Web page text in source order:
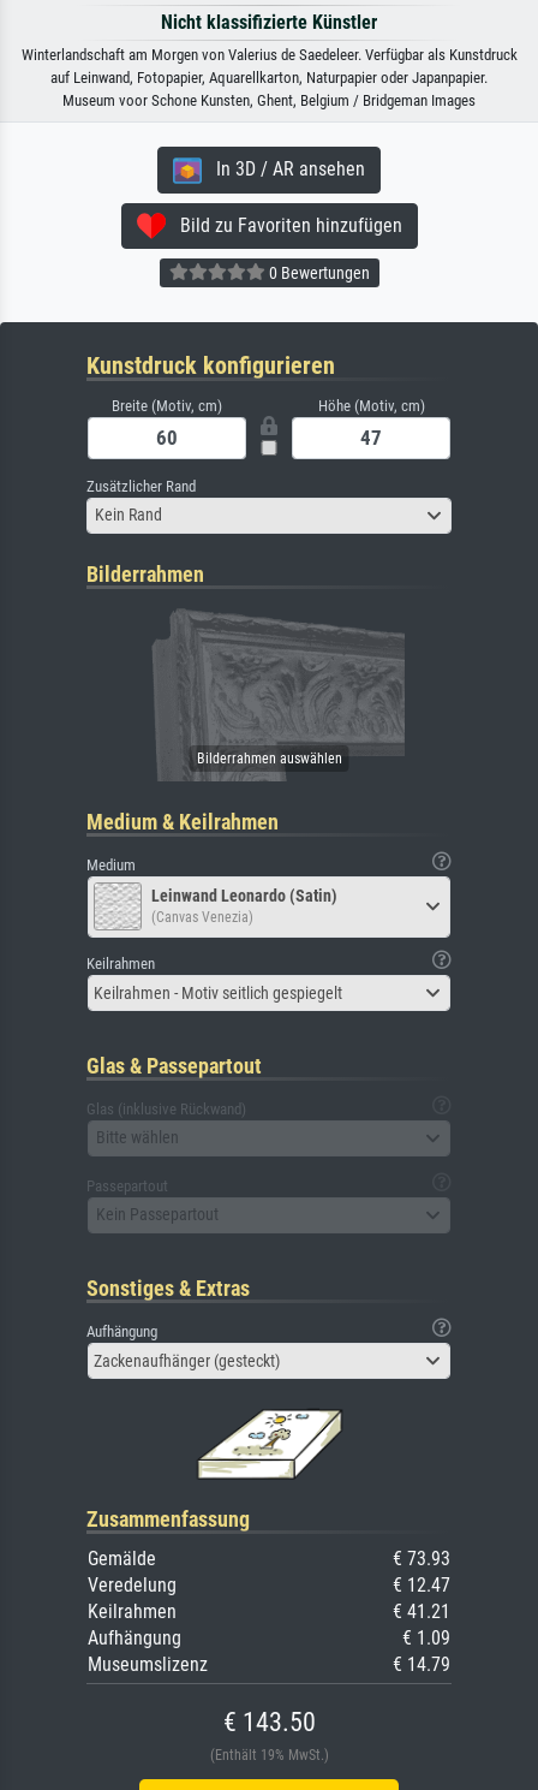
Nicht klassifizierte Künstler
Winterlandschaft am Morgen von Valerius de Saedeleer. Verfügbar als Kunstdruck
auf Leinwand, Fotopapier, Aquarellkarton, Naturpapier oder Japanpapier.
Museum voor Schone Kunsten, Ghent, Belgium / Bridgeman Images
In 3D / AR ansehen
Bild zu Favoriten hinzufügen
0 Bewertungen
Kunstdruck konfigurieren
Breite (Motiv, cm) Höhe (Motiv, cm)
Zusätzlicher Rand
Kein Rand
Bilderrahmen
Medium & Keilrahmen
Medium
Leinwand Leonardo (Satin)
(Canvas Venezia)
Keilrahmen
Keilrahmen - Motiv seitlich gespiegelt
Glas & Passepartout
Glas (inklusive Rückwand)
Bitte wählen
Passepartout
Kein Passepartout
Sonstiges & Extras
Aufhängung
Zackenaufhänger (gesteckt)
Zusammenfassung
Gemälde
€ 73.93
Veredelung
€ 12.47
Keilrahmen
€ 41.21
Aufhängung
€ 1.09
Museumslizenz
€ 14.79
€ 143.50
(Enthält 19% MwSt.)